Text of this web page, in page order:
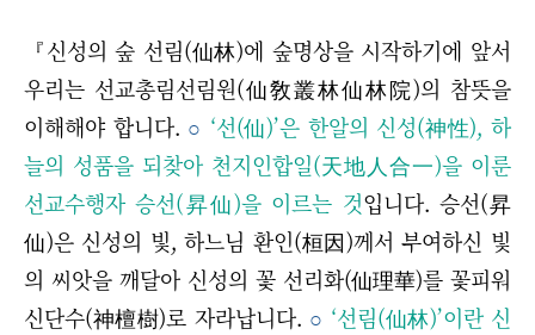
『신성의 숲 선림(仙林)에 숲명상을 시작하기에 앞서
우리는 선교총림선림원(仙敎叢林仙林院)의 참뜻을
이해해야 합니다. ○ ‘선(仙)’은 한알의 신성(神性), 하
늘의 성품을 되찾아 천지인합일(天地人合一)을 이룬
선교수행자 승선(昇仙)을 이르는 것입니다. 승선(昇
仙)은 신성의 빛, 하느님 환인(桓因)께서 부여하신 빛
의 씨앗을 깨달아 신성의 꽃 선리화(仙理華)를 꽃피워
신단수(神檀樹)로 자라납니다. ○ ‘선림(仙林)’이란 신